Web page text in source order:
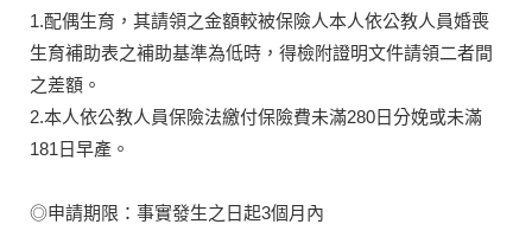
1.配偶生育，其請領之金額較被保險人本人依公教人員婚喪
生育補助表之補助基準為低時，得檢附證明文件請領二者間
之差額。
2.本人依公教人員保險法繳付保險費未滿280日分娩或未滿
181日早產。
◎申請期限：事實發生之日起3個月內